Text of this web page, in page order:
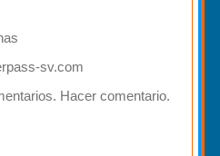
sv.com
Hacer comentario.